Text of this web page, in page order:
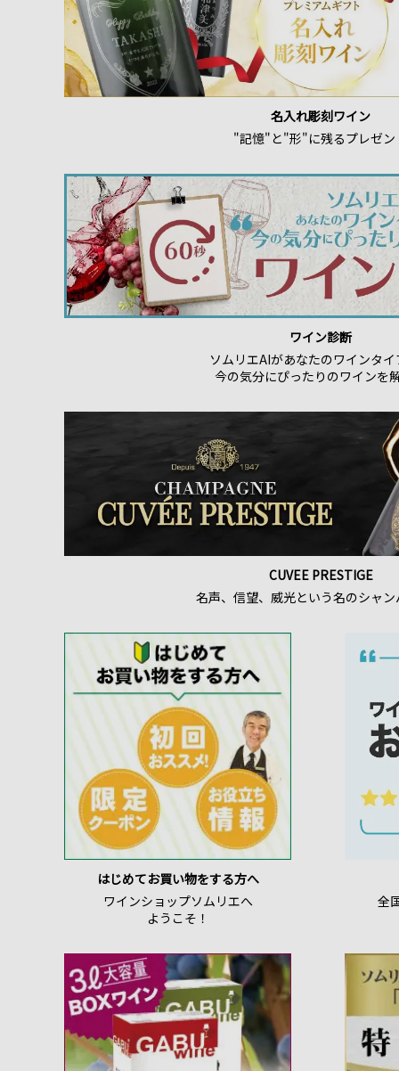
名入れ彫刻ワイン
"記憶"と"形"に残るプレゼン
ワイン診断
ソムリエAIがあなたのワインタイ
今の気分にぴったりのワインを
CUVEE PRESTIGE
名声、信望、威光という名のシャ
はじめてお買い物をする方へ
ワインショップソムリエへ
ようこそ！
全